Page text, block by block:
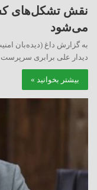
نقش تشکل‌های
می‌شود
به گزارش داغ (دیده‌بان
دیدار علی برابری
بیشتر بخوانید »